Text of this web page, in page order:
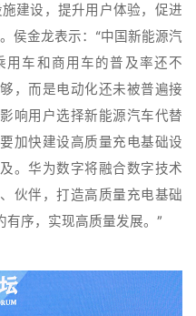
建设，提升用户体验，促进
侯金龙表示：“中国新能源汽
用车和商用车的普及率还不
，而是电动化还未被普遍接
响用户选择新能源汽车代替
加快建设高质量充电基础设
。华为数字将融合数字技术
伙伴，打造高质量充电基础
序，实现高质量发展。”